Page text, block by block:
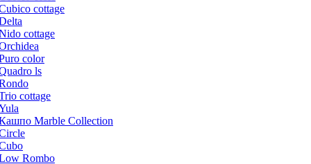
cottage
cottage
color
ls
cottage
Marble Collection
Rombo